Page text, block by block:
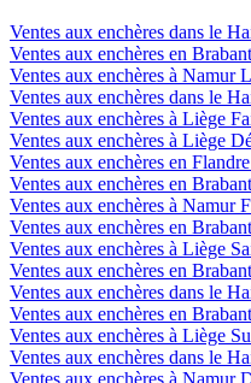
Ventes aux enchères dans le
Ventes aux enchères en
Ventes aux enchères à Namur
Ventes aux enchères dans le
Ventes aux enchères à Liège
Ventes aux enchères à Liège
Ventes aux enchères en
Ventes aux enchères en
Ventes aux enchères à Namur
Ventes aux enchères en
Ventes aux enchères à Liège
Ventes aux enchères en
Ventes aux enchères dans le
Ventes aux enchères en
Ventes aux enchères à Liège
Ventes aux enchères dans le
Ventes aux enchères à Namur